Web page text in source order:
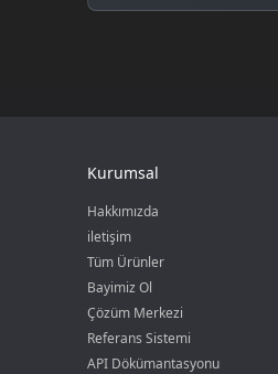
Kurumsal
Hakkımızda
iletişim
Tüm Ürünler
Bayimiz Ol
Çözüm Merkezi
Referans Sistemi
API Dökümantasyonu